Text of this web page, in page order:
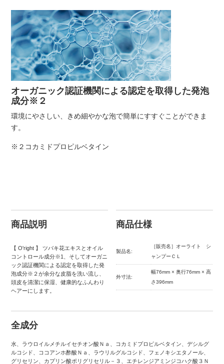
オーガニック認証機関による認定を取得した発泡
成分※２
環境にやさしい、きめ細やかな泡で簡単にすすぐことができま
す。
※２コカミドプロピルベタイン
商品説明
【 O'right 】 ツバキ花エキスとオイル
コントロール成分※1、そしてオーガニ
ック認証機関による認定を取得した発
泡成分※２が余分な皮脂を洗い流し、
頭皮を清潔に保湿、健康的なふんわり
ヘアーにします。
商品仕様
製品名:
［販売名］オーライト シ
ャンプーＣＬ
外寸法:
幅76mm × 奥行76mm × 高
さ396mm
全成分
水、ラウロイルメチルイセチオン酸Ｎａ、コカミドプロピルベタイン、デシルグ
ルコシド、ココアンホ酢酸Ｎａ、ラウリルグルコシド、フェノキシエタノール、
グリセリン、カプリン酸ポリグリセリル－３、エチレンジアミンジコハク酸３Ｎ